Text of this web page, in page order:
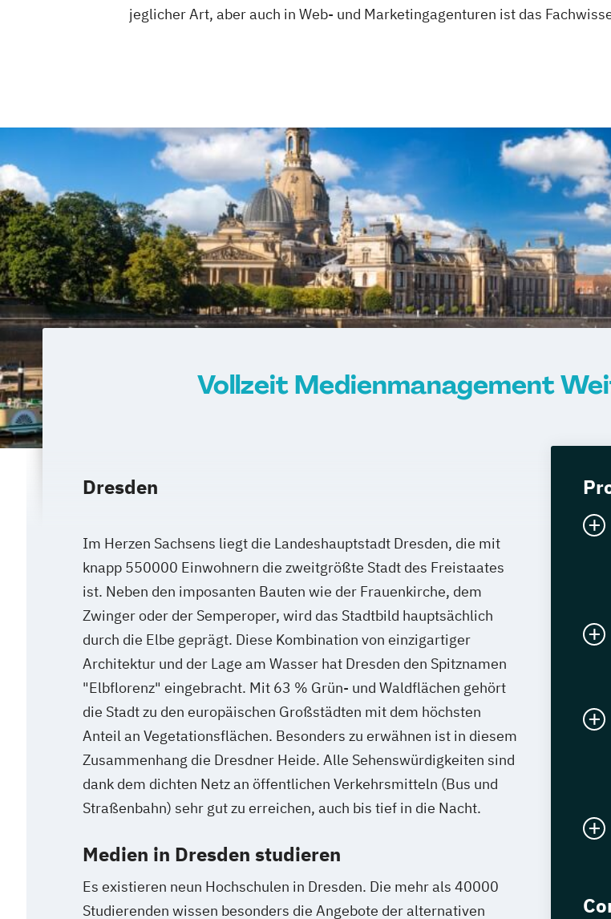
jeglicher Art, aber auch in Web- und Marketingagenturen ist das
Vollzeit Medienmanagement
Dresden
Im Herzen Sachsens liegt die Landeshauptstadt Dresden, die mit
knapp 550000 Einwohnern die zweitgrößte Stadt des Freistaates
ist. Neben den imposanten Bauten wie der Frauenkirche, dem
Zwinger oder der Semperoper, wird das Stadtbild hauptsächlich
durch die Elbe geprägt. Diese Kombination von einzigartiger
Architektur und der Lage am Wasser hat Dresden den Spitznamen
"Elbflorenz" eingebracht. Mit 63 % Grün- und Waldflächen gehört
die Stadt zu den europäischen Großstädten mit dem höchsten
Anteil an Vegetationsflächen. Besonders zu erwähnen ist in diesem
Zusammenhang die Dresdner Heide. Alle Sehenswürdigkeiten sind
dank dem dichten Netz an öffentlichen Verkehrsmitteln (Bus und
Straßenbahn) sehr gut zu erreichen, auch bis tief in die Nacht.
Medien in Dresden studieren
Es existieren neun Hochschulen in Dresden. Die mehr als 40000
Studierenden wissen besonders die Angebote der alternativen